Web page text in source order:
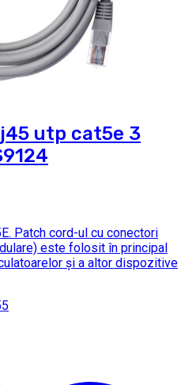
utp cat5e 3
Patch cord-ul cu conectori
este folosit în principal
şi a altor dispozitive